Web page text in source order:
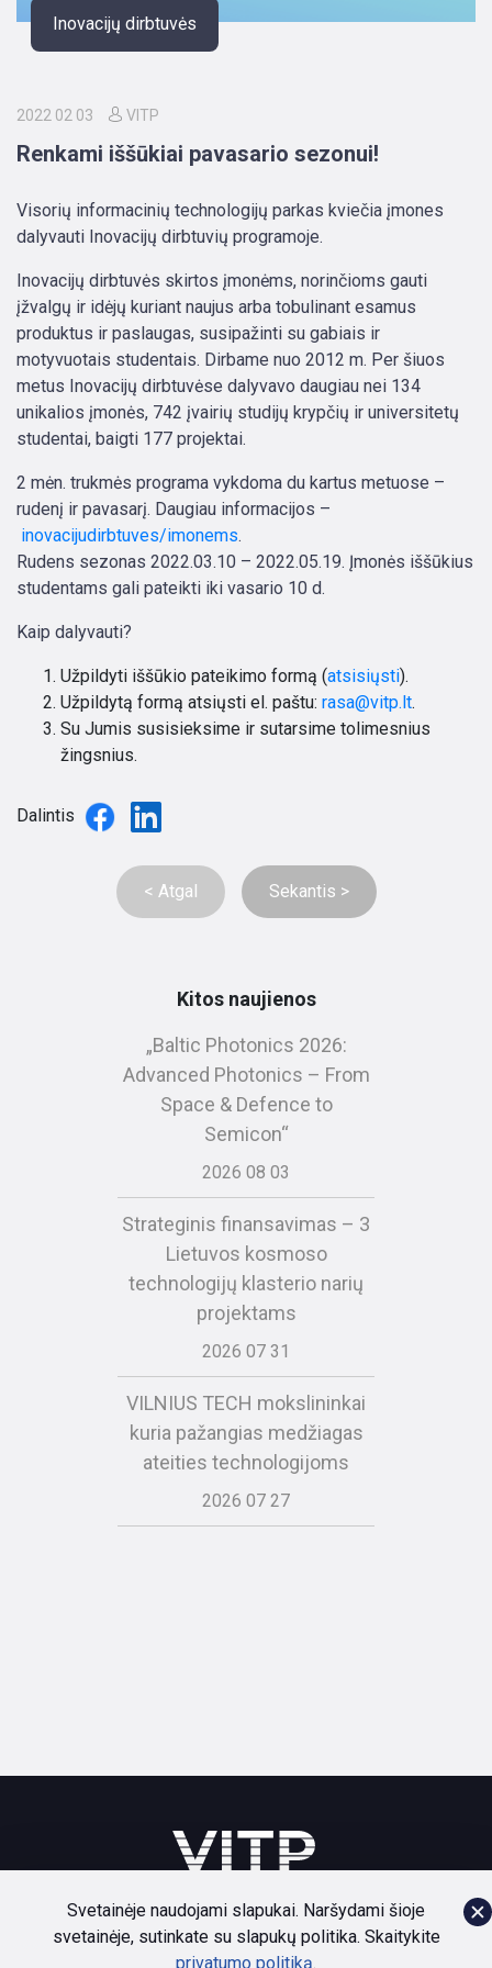
Inovacijų dirbtuvės
2022 02 03 VITP
Renkami iššūkiai pavasario sezonui!
Visorių informacinių technologijų parkas kviečia įmones
dalyvauti Inovacijų dirbtuvių programoje.
Inovacijų dirbtuvės skirtos įmonėms, norinčioms gauti
įžvalgų ir idėjų kuriant naujus arba tobulinant esamus
produktus ir paslaugas, susipažinti su gabiais ir
motyvuotais studentais. Dirbame nuo 2012 m. Per šiuos
metus Inovacijų dirbtuvėse dalyvavo daugiau nei 134
unikalios įmonės, 742 įvairių studijų krypčių ir universitetų
studentai, baigti 177 projektai.
2 mėn. trukmės programa vykdoma du kartus metuose –
rudenį ir pavasarį. Daugiau informacijos –
inovacijudirbtuves/imonems.
Rudens sezonas 2022.03.10 – 2022.05.19. Įmonės iššūkius
studentams gali pateikti iki vasario 10 d.
Kaip dalyvauti?
Užpildyti iššūkio pateikimo formą (atsisiųsti).
Užpildytą formą atsiųsti el. paštu: rasa@vitp.lt.
Su Jumis susisieksime ir sutarsime tolimesnius
žingsnius.
Dalintis
< Atgal Sekantis >
Kitos naujienos
„Baltic Photonics 2026:
Advanced Photonics – From
Space & Defence to
Semicon“
2026 08 03
Strateginis finansavimas – 3
Lietuvos kosmoso
technologijų klasterio narių
projektams
2026 07 31
VILNIUS TECH mokslininkai
kuria pažangias medžiagas
ateities technologijoms
2026 07 27
Svetainėje naudojami slapukai. Naršydami šioje
svetainėje, sutinkate su slapukų politika. Skaitykite
privatumo politiką.
Bendruomenė Paslaugos Naujienos
Apie
Privatumo politika
Dokumentai